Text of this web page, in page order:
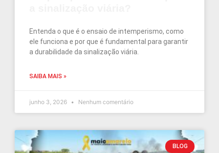
Entenda o que é o ensaio de intemperismo, como
ele funciona e por que é fundamental para garantir
a durabilidade da sinalização viária.
SAIBA MAIS »
junho 3, 2026 Nenhum comentário
BLOG